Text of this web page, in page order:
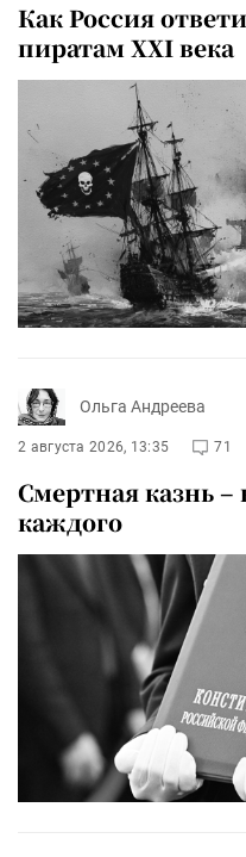
Как Россия
пиратам XXI века
Ольга Андреева
2 августа 2026, 13:35 71
Смертная казнь –
каждого